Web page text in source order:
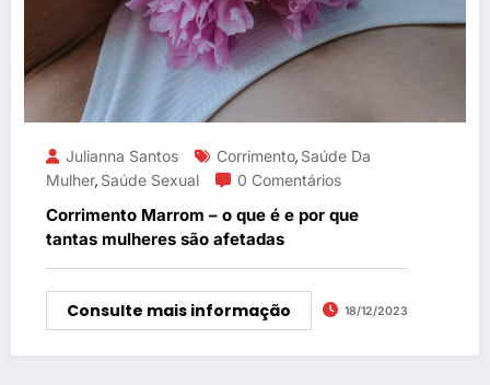
Julianna Santos Corrimento, Saúde Da
Mulher, Saúde Sexual 0 Comentários
Corrimento Marrom – o que é e por que
tantas mulheres são afetadas
Consulte mais informação 18/12/2023